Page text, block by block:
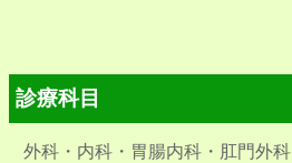
診療科目
外科・内科・胃腸内科・肛門外科